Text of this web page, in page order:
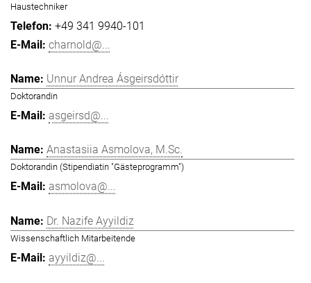
Haustechniker
+49 341 9940-101
charnold@...
Unnur Andrea Ásgeirsdóttir
Doktorandin
asgeirsd@...
Anastasiia Asmolova, M.Sc.
Doktorandin (Stipendiatin "Gästeprogramm")
asmolova@...
Dr. Nazife Ayyildiz
Wissenschaftlich Mitarbeitende
ayyildiz@...